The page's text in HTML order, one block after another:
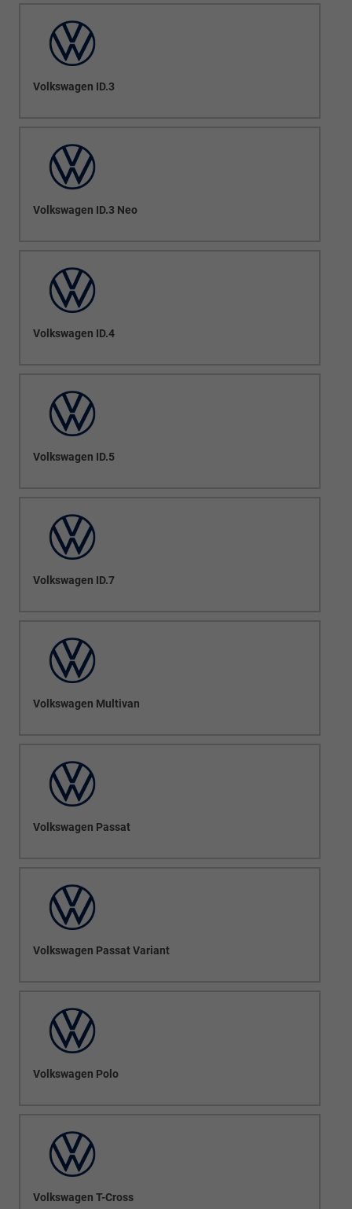
Volkswagen ID.3
Volkswagen ID.3 Neo
Volkswagen ID.4
Volkswagen ID.5
Volkswagen ID.7
Volkswagen Multivan
Volkswagen Passat
Volkswagen Passat Variant
Volkswagen Polo
Volkswagen T-Cross